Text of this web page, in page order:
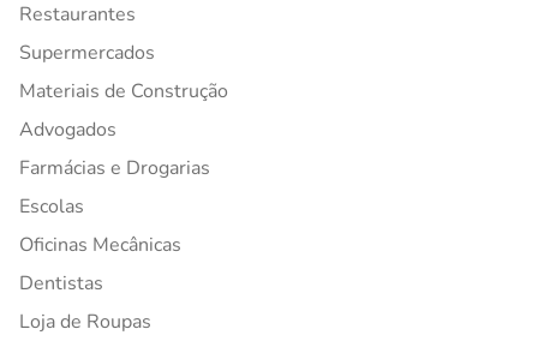
Restaurantes
Supermercados
Materiais de Construção
Advogados
Farmácias e Drogarias
Escolas
Oficinas Mecânicas
Dentistas
Loja de Roupas